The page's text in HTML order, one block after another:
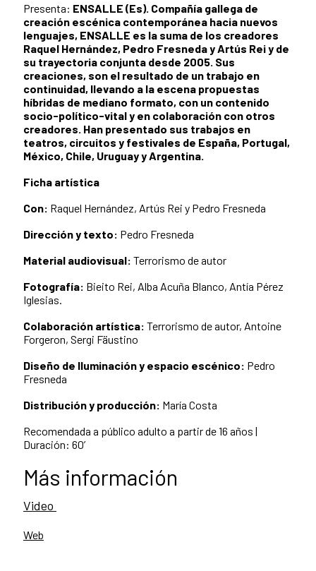
Presenta: ENSALLE (Es). Compañía gallega de
creación escénica contemporánea hacia nuevos
lenguajes, ENSALLE es la suma de los creadores
Raquel Hernández, Pedro Fresneda y Artús Rei y de
su trayectoria conjunta desde 2005. Sus
creaciones, son el resultado de un trabajo en
continuidad, llevando a la escena propuestas
híbridas de mediano formato, con un contenido
socio-político-vital y en colaboración con otros
creadores. Han presentado sus trabajos en
teatros, circuitos y festivales de España, Portugal,
México, Chile, Uruguay y Argentina.
Ficha artística
Con: Raquel Hernández, Artús Rei y Pedro Fresneda
Dirección y texto: Pedro Fresneda
Material audiovisual: Terrorismo de autor
Fotografía: Bieito Rei, Alba Acuña Blanco, Antía Pérez
Iglesias.
Colaboración artística: Terrorismo de autor, Antoine
Forgeron, Sergi Fäustino
Diseño de Iluminación y espacio escénico: Pedro
Fresneda
Distribución y producción: María Costa
Recomendada a público adulto a partir de 16 años |
Duración: 60’
Más información
Video
Web